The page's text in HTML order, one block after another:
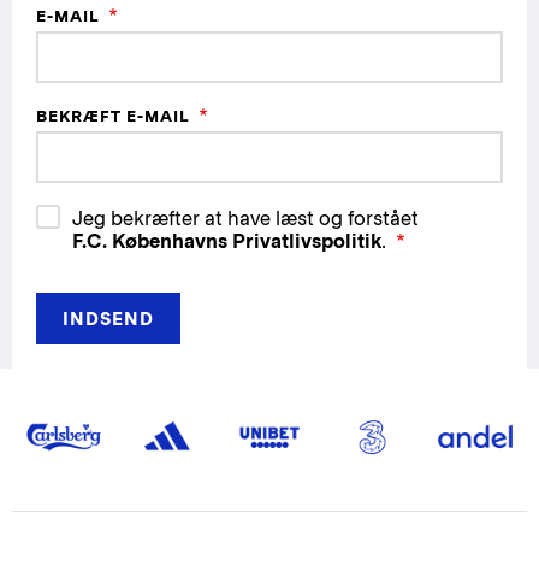
mail
E-MAIL
BEKRÆFT E-MAIL
Jeg bekræfter at have læst og forstået
F.C. Københavns Privatlivspolitik.